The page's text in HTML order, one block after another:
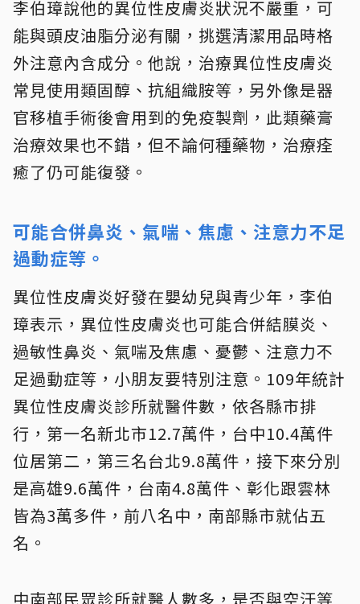
李伯璋說他的異位性皮膚炎狀況不嚴重，可
能與頭皮油脂分泌有關，挑選清潔用品時格
外注意內含成分。他說，治療異位性皮膚炎
常見使用類固醇、抗組織胺等，另外像是器
官移植手術後會用到的免疫製劑，此類藥膏
治療效果也不錯，但不論何種藥物，治療痊
癒了仍可能復發。
可能合併鼻炎、氣喘、焦慮、注意力不足
過動症等。
異位性皮膚炎好發在嬰幼兒與青少年，李伯
璋表示，異位性皮膚炎也可能合併結膜炎、
過敏性鼻炎、氣喘及焦慮、憂鬱、注意力不
足過動症等，小朋友要特別注意。109年統計
異位性皮膚炎診所就醫件數，依各縣市排
行，第一名新北市12.7萬件，台中10.4萬件
位居第二，第三名台北9.8萬件，接下來分別
是高雄9.6萬件，台南4.8萬件、彰化跟雲林
皆為3萬多件，前八名中，南部縣市就佔五
名。
中南部民眾診所就醫人數多，是否與空汙等